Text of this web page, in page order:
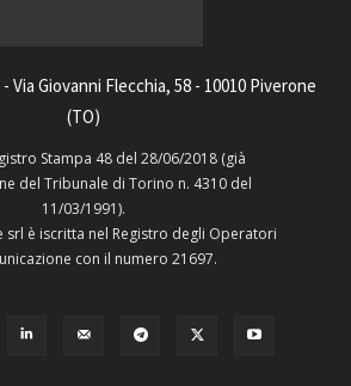
Giovanni Flecchia, 58 - 10010 Piverone
(TO)
Stampa 48 del 28/06/2018 (già
del Tribunale di Torino n. 4310 del
11/03/1991).
srl è iscritta nel Registro degli Operatori
con il numero 21697.